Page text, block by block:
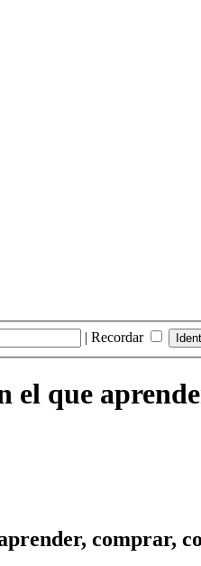
| Recordar
el que
comprar,